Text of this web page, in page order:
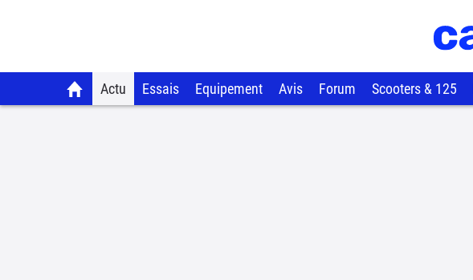
Actu Essais Equipement Avis Forum Scooters & 125